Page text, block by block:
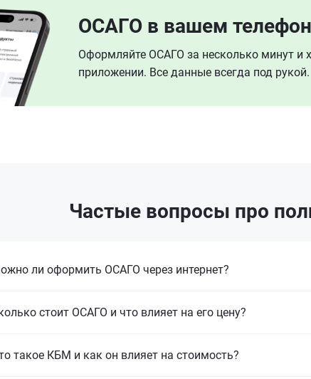
ОСАГО в вашем
Оформляйте ОСАГО за несколько минут и
приложении. Все данные всегда под рукой.
Частые вопросы про
ли оформить ОСАГО через интернет?
стоит ОСАГО и что влияет на его цену?
такое КБМ и как он влияет на стоимость?